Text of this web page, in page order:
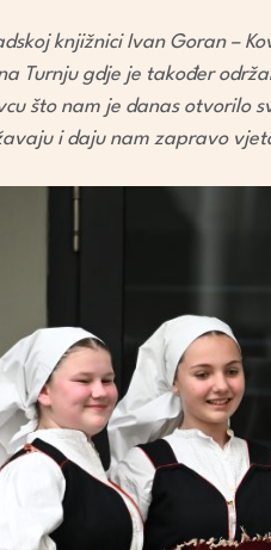
knjižnici Ivan Goran –
Turnju gdje je također
što nam je danas otvorilo
i daju nam zapravo